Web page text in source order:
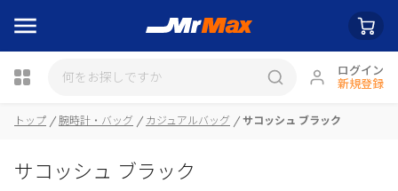
ログイン
新規登録
瓶詰
トップ 腕時計・バッグ カジュアルバッグ サコッシュ ブラック
サコッシュ ブラック